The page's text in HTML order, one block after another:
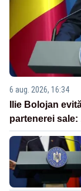
6 aug. 2026, 16:34
Ilie Bolojan
partenerei sale: